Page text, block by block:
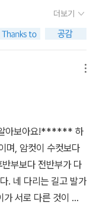
렷하지 않는 줄무늬
쏘아대는 말을 하는
보이고 갈기도 착~달
로 돌아가는 길에,자
. 그런데그들이 갑자
의 모습이 이상해졌음
게 된 핀둘리는 자신
하는 대로 유령 행세
각하는 동물들은자신
던 이유는 자신 또한
로 싫어하는 생물을
흔치 않은 '하이에
는 뱀, 영문판으로
다.저녁 무렵에 놀
털이 삐죽삐죽하다,
핀둘리는 아무도 자
로 돌아가던 차에 마
,핀둘리는동물들의
알게 된다.동물들은
가 되는 말을 했던 동
말을 맞이한다.우리
더보기
아보아요!****** 하
며, 암컷이 수컷보다
부보다 전반부가 다
. 네 다리는 길고 발가
서로 다른 것이 특